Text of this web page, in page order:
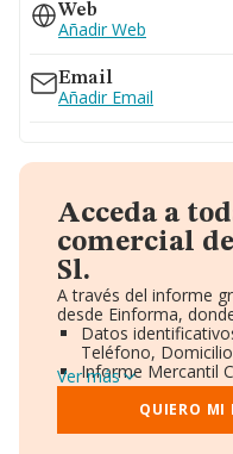
Web
Añadir Web
Email
Añadir Email
Acceda a
comercial
Sl.
A través del informe
desde Einforma,
Datos
Teléfono,
Informe Mercantil
Gráficos de
Consejo de
Directivos y
Ver más
QUIERO MI